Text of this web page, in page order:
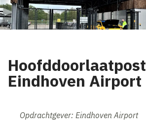
Hoofddoorlaatpost
Eindhoven Airport
Opdrachtgever: Eindhoven Airport